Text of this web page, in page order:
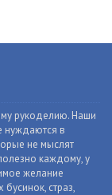
рукоделию. Наши
нуждаются в
не мыслят
каждому, у
желание
страз,